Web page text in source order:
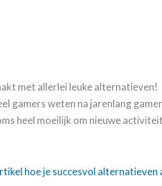
met allerlei leuke alternatieven!
gamers weten na jarenlang
heel moeilijk om nieuwe
hoe je succesvol alternatieven